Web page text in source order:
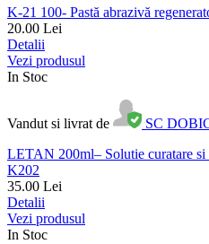
K-21 100- Pastă abrazivă
20.00 Lei
Detalii
Vezi produsul
In Stoc
Vandut si livrat de
SC
LETAN 200ml– Solutie curatare
K202
35.00 Lei
Detalii
Vezi produsul
In Stoc